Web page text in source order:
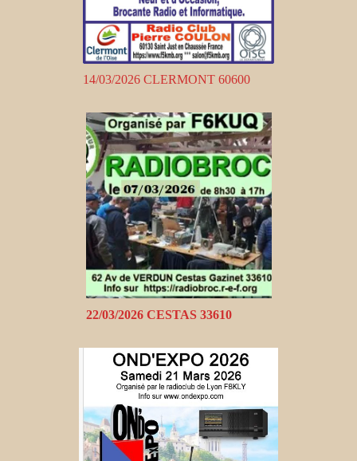
14/03/2026 CLERMONT 60600
22/03/2026 CESTAS 33610